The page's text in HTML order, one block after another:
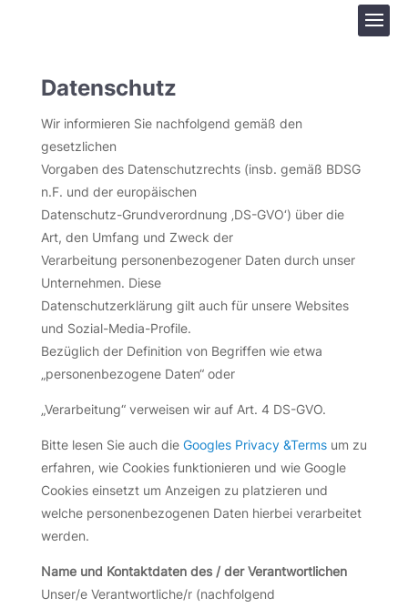
Datenschutz
Wir informieren Sie nachfolgend gemäß den
gesetzlichen
Vorgaben des Datenschutzrechts (insb. gemäß BDSG
n.F. und der europäischen
Datenschutz-Grundverordnung ‚DS-GVO‘) über die
Art, den Umfang und Zweck der
Verarbeitung personenbezogener Daten durch unser
Unternehmen. Diese
Datenschutzerklärung gilt auch für unsere Websites
und Sozial-Media-Profile.
Bezüglich der Definition von Begriffen wie etwa
„personenbezogene Daten“ oder
„Verarbeitung“ verweisen wir auf Art. 4 DS-GVO.
Bitte lesen Sie auch die Googles Privacy &Termsum zu
erfahren, wie Cookies funktionieren und wie Google
Cookies einsetzt um Anzeigen zu platzieren und
welche personenbezogenen Daten hierbei verarbeitet
werden.
Name und Kontaktdaten des / der Verantwortlichen
Unser/e Verantwortliche/r (nachfolgend